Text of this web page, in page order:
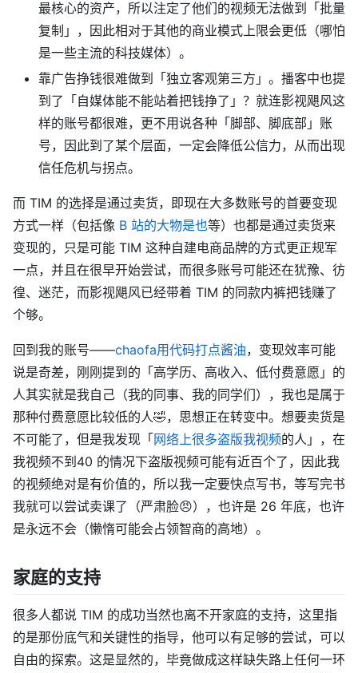
最核心的资产，所以注定了他们的视频无法做到「批量
复制」，因此相对于其他的商业模式上限会更低（哪怕
是一些主流的科技媒体）。
靠广告挣钱很难做到「独立客观第三方」。播客中也提
到了「自媒体能不能站着把钱挣了」？就连影视飓风这
样的账号都很难，更不用说各种「脚部、脚底部」账
号，因此到了某个层面，一定会降低公信力，从而出现
信任危机与拐点。
而 TIM 的选择是通过卖货，即现在大多数账号的首要变现
方式一样（包括像 B 站的大物是也等）也都是通过卖货来
变现的，只是可能 TIM 这种自建电商品牌的方式更正规军
一点，并且在很早开始尝试，而很多账号可能还在犹豫、彷
徨、迷茫，而影视飓风已经带着 TIM 的同款内裤把钱赚了
个够。
回到我的账号——chaofa用代码打点酱油，变现效率可能
说是奇差，刚刚提到的「高学历、高收入、低付费意愿」的
人其实就是我自己（我的同事、我的同学们），我也是属于
那种付费意愿比较低的人🤣，思想正在转变中。想要卖货是
不可能了，但是我发现「网络上很多盗版我视频的人」，在
我视频不到40 的情况下盗版视频可能有近百个了，因此我
的视频绝对是有价值的，所以我一定要快点写书，等写完书
我就可以尝试卖课了（严肃脸😠），也许是 26 年底，也许
是永远不会（懒惰可能会占领智商的高地）。
家庭的支持
很多人都说 TIM 的成功当然也离不开家庭的支持，这里指
的是那份底气和关键性的指导，他可以有足够的尝试，可以
自由的探索。这是显然的，毕竟做成这样缺失路上任何一环